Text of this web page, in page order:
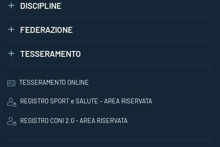
DISCIPLINE
FEDERAZIONE
TESSERAMENTO
TESSERAMENTO ONLINE
REGISTRO SPORT e SALUTE – AREA RISERVATA
REGISTRO CONI 2.0 - AREA RISERVATA